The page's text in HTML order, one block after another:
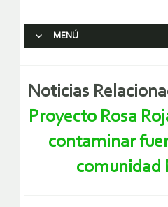
MENÚ
Noticias
Proyecto Rosa
contaminar
comunidad